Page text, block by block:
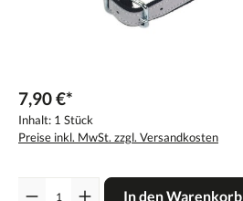
7,90 €*
Inhalt: 1 Stück
Preise inkl. MwSt. zzgl. Versandkosten
In den Warenkorb